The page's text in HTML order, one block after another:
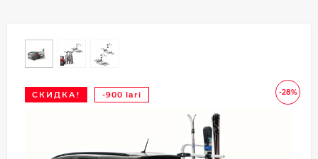
-28%
СКИДКА! -900 lari